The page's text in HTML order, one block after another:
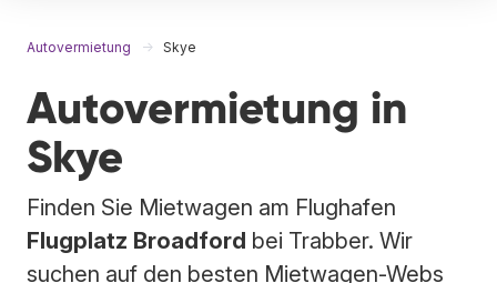
Autovermietung Skye
Autovermietung in
Skye
Finden Sie Mietwagen am Flughafen
Flugplatz Broadford bei Trabber. Wir
suchen auf den besten Mietwagen-Webs